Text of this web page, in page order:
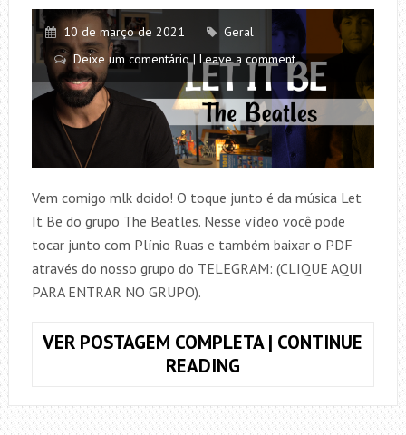
10 de março de 2021
Geral
Deixe um comentário | Leave a comment
Vem comigo mlk doido! O toque junto é da música Let
It Be do grupo The Beatles. Nesse vídeo você pode
tocar junto com Plínio Ruas e também baixar o PDF
através do nosso grupo do TELEGRAM: (CLIQUE AQUI
PARA ENTRAR NO GRUPO).
VER POSTAGEM COMPLETA | CONTINUE
READINGTOQUE
LET